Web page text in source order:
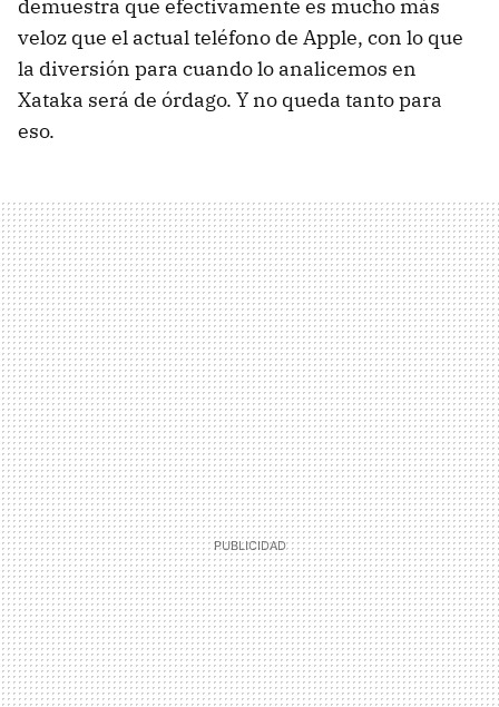
demuestra que efectivamente es mucho más
veloz que el actual teléfono de Apple, con lo que
la diversión para cuando lo analicemos en
Xataka será de órdago. Y no queda tanto para
eso.